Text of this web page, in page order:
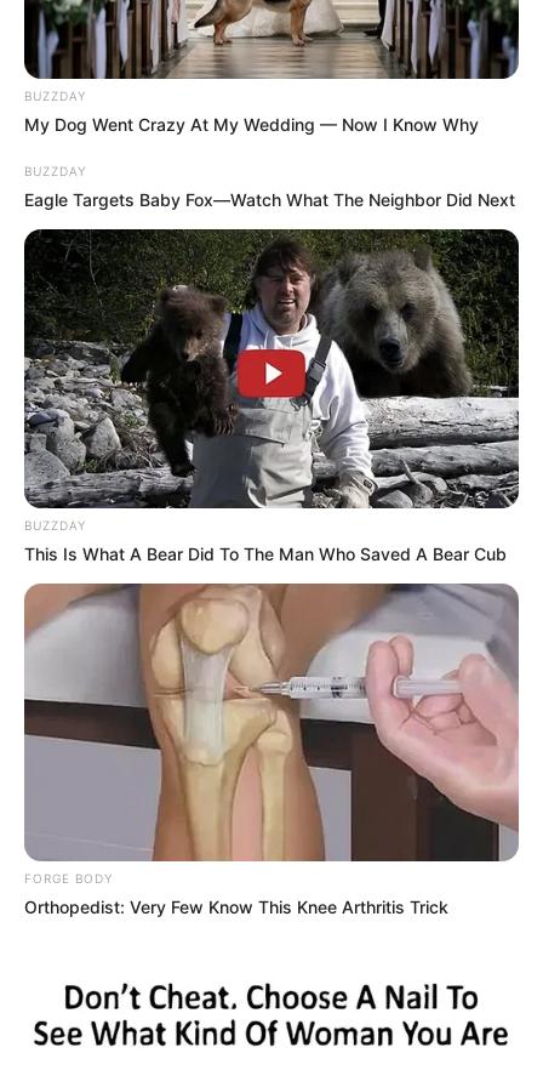
αφορμή...
ΚΟΙΝΩΝΙΚΑ ΔΙΚΤΥΑ
FACEBOOK ΑΡΈΣΕΙ
YOUTUBE ΕΓΓΡΑΦΕΊΤΕ
EMAIL ΑΚΟΛΟΥΘΉΣΤΕ
BUZZDAY
My Dog Went Crazy At My Wedding — Now I Know Why
BUZZDAY
Eagle Targets Baby Fox—Watch What The Neighbor Did Next
BUZZDAY
This Is What A Bear Did To The Man Who Saved A Bear Cub
FORGE BODY
Orthopedist: Very Few Know This Knee Arthritis Trick